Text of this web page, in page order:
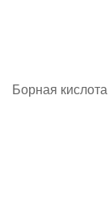
Борная